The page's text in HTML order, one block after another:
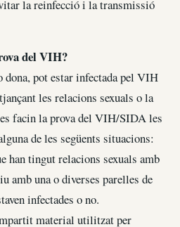
la reinfecció i la transmissió
del VIH?
dona, pot estar infectada pel VIH
les relacions sexuals o la
facin la prova del VIH/SIDA les
de les següents situacions:
han tingut relacions sexuals amb
amb una o diverses parelles de
infectades o no.
material utilitzat per